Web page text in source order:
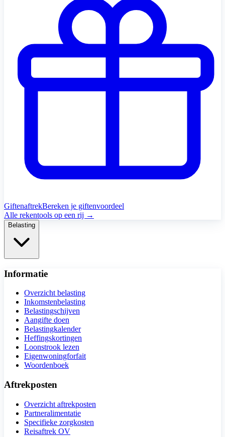
GiftenaftrekBereken je giftenvoordeel
Alle rekentools op een rij →
Belasting
Informatie
Overzicht belasting
Inkomstenbelasting
Belastingschijven
Aangifte doen
Belastingkalender
Heffingskortingen
Loonstrook lezen
Eigenwoningforfait
Woordenboek
Aftrekposten
Overzicht aftrekposten
Partneralimentatie
Specifieke zorgkosten
Reisaftrek OV